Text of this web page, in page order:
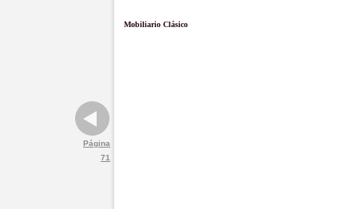
Página
71
Mobiliario Clásico